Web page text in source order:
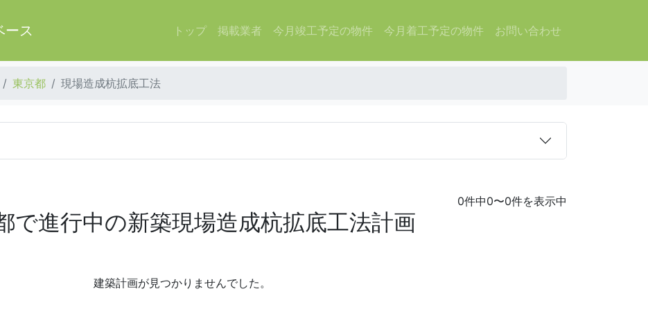
ース トップ 掲載業者 今月竣工予定の物件 今月着工予定の物件 お問い合わせ
東京都 現場造成杭拡底工法
0件中0〜0件を表示中
で進行中の新築現場造成杭拡底工法計画
建築計画が見つかりませんでした。